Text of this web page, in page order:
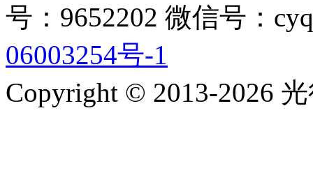
号：9652202 微信号：
06003254号-1
Copyright © 2013-2026